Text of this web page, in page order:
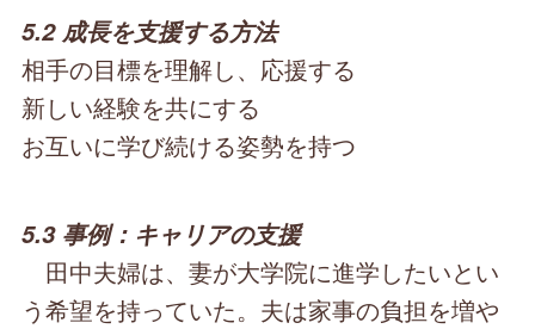
5.2 成長を支援する方法
相手の目標を理解し、応援する
新しい経験を共にする
お互いに学び続ける姿勢を持つ
5.3 事例：キャリアの支援
田中夫婦は、妻が大学院に進学したいとい
う希望を持っていた。夫は家事の負担を増や